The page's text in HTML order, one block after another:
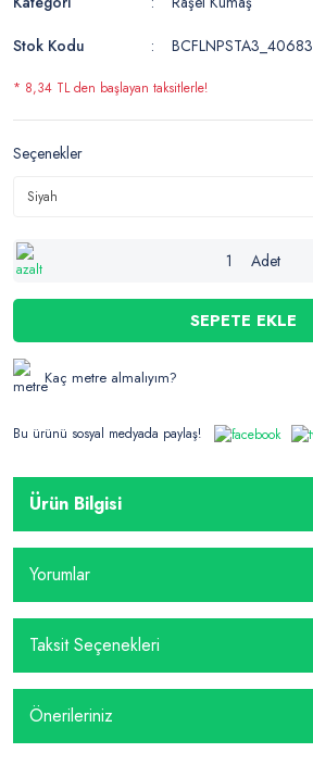
Stok Kodu
BCFLNPSTA3_40683
* 8,34 TL den başlayan taksitlerle!
Seçenekler
Adet
SEPETE EKLE
Kaç metre almalıyım?
Bu ürünü sosyal medyada paylaş!
Ürün Bilgisi
Yorumlar
Taksit Seçenekleri
Önerileriniz